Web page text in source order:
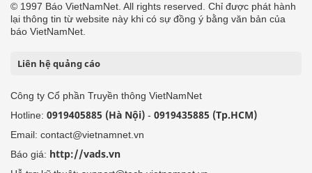
© 1997 Báo VietNamNet. All rights reserved. Chỉ được phát hành
lại thông tin từ website này khi có sự đồng ý bằng văn bản của
báo VietNamNet.
Liên hệ quảng cáo
Công ty Cổ phần Truyền thông VietNamNet
Hotline: 0919405885 (Hà Nội) - 0919435885 (Tp.HCM)
Email: contact@vietnamnet.vn
Báo giá: http://vads.vn